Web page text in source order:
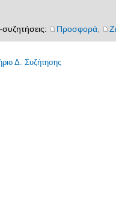
Προσφορά,
Δ. Συζήτησης